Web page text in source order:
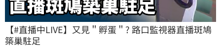
【#直播中LIVE】又見＂孵蛋＂? 路口監視器直播斑鳩
築巢駐足